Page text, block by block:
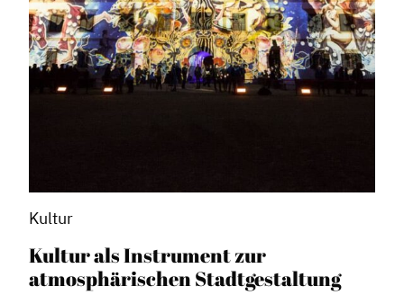
Kultur
Kultur als Instrument zur
atmosphärischen Stadtgestaltung